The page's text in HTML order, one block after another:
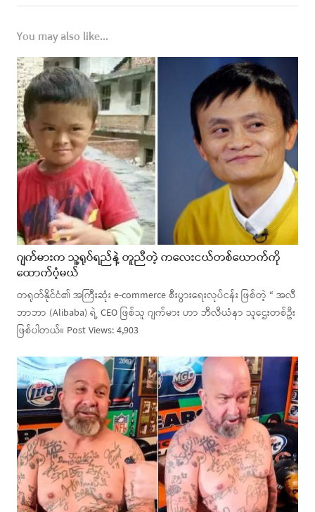
You may also like...
ဂျက်မားက သူ့ရုပ်ရည်နဲ့ တူညီတဲ့ ကလေးငယ်တစ်ယောက်ကို
ထောက်ပံ့မယ်
တရုတ်နိုင်ငံ၏ အကြီးဆုံး e-commerce စီးပွားရေးလုပ်ငန်း ဖြစ်တဲ့ “ အလီ
ဘာဘာ (Alibaba) ရဲ့ CEO ဖြစ်သူ ဂျက်မား ဟာ ဘီလီယံနာ သူဌေးတစ်ဦး
ဖြစ်ပါတယ်။ Post Views: 4,903